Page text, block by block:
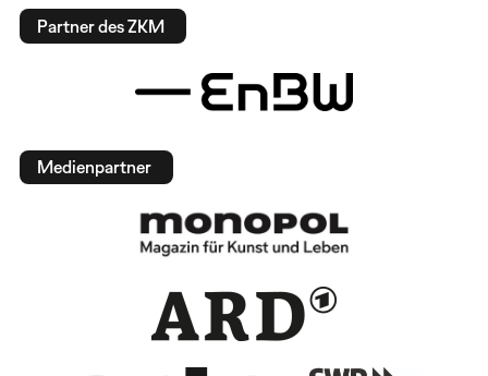
Partner des ZKM
Medienpartner